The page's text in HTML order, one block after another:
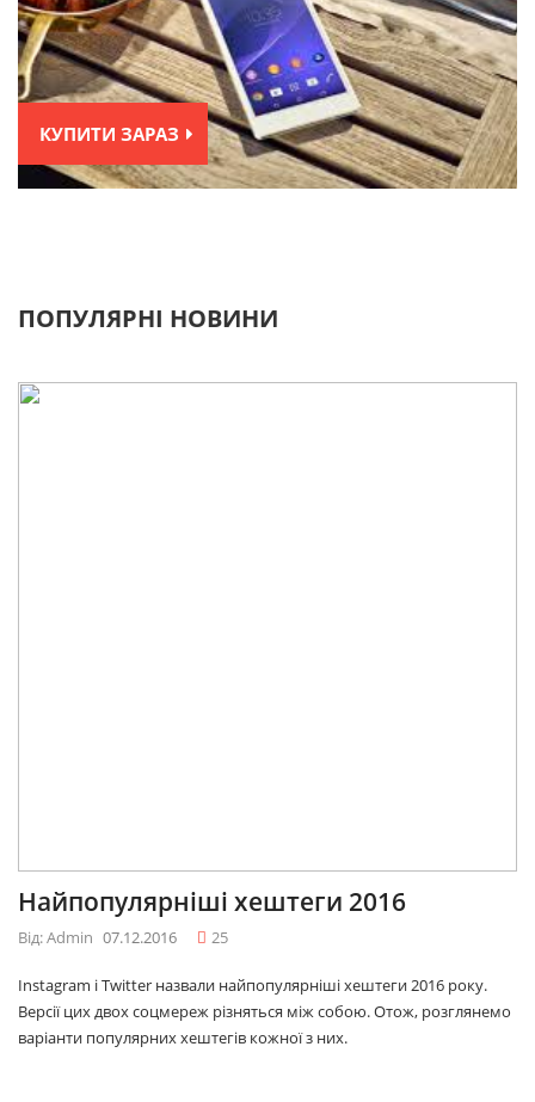
КУПИТИ ЗАРАЗ
ПОПУЛЯРНІ НОВИНИ
Найпопулярніші хештеги 2016
Від: Admin 07.12.2016 25
Instagram і Twitter назвали найпопулярніші хештеги 2016 року.
Версії цих двох соцмереж різняться між собою. Отож, розглянемо
варіанти популярних хештегів кожної з них.